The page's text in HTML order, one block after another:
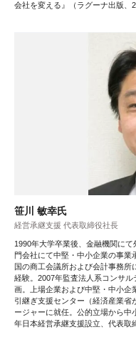
会社を変える』（ラグーナ出版、
笹川 敏幸氏
経営承継支援 代表取締役社長
1990年大学卒業後、金融機関に
門会社にて中堅・中小企業の事業
国の商工会議所および会計事務
経験。2007年監査法人系コンサ
画。上場企業および中堅・中小企
引継ぎ支援センター（経済産業省
ージャーに就任。公的立場から中
年日本経営承継支援設立、代表取